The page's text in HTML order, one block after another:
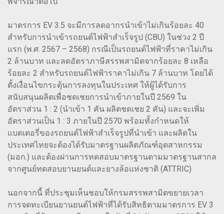
มาตรการ EV 3.5 จะมีการลดอากรนำเข้าไม่เกินร้อยละ 40
สำหรับการนำเข้ารถยนต์ไฟฟ้าสำเร็จรูป (CBU) ในช่วง 2 ปี
แรก (พ.ศ. 2567 – 2568) กรณีเป็นรถยนต์ไฟฟ้าที่ราคาไม่เกิน
2 ล้านบาท และลดอัตราภาษีสรรพสามิตจากร้อยละ 8 เหลือ
ร้อยละ 2 สำหรับรถยนต์ไฟฟ้าราคาไม่เกิน 7 ล้านบาท โดยได้
ตั้งเงื่อนไขกระตุ้นการลงทุนในประเทศ ให้ผู้ได้รับการ
สนับสนุนผลิตเพื่อชดเชยการนำเข้าภายในปี 2569 ใน
อัตราส่วน 1 : 2 (นำเข้า 1 คัน ผลิตชดเชย 2 คัน) และจะเพิ่ม
อัตราส่วนเป็น 1 : 3 ภายในปี 2570 พร้อมทั้งกำหนดให้
แบตเตอรี่ของรถยนต์ไฟฟ้าสำเร็จรูปที่นำเข้า และผลิตใน
ประเทศไทยจะต้องได้รับมาตรฐานผลิตภัณฑ์อุตสาหกรรม
(มอก.) และต้องผ่านการทดสอบมาตรฐานตามมาตรฐานสากล
จากศูนย์ทดสอบยานยนต์และยางล้อแห่งชาติ (ATTRIC)
นอกจากนี้ ที่ประชุมเห็นชอบให้กรมสรรพสามิตขยายเวลา
การจดทะเบียนยานยนต์ไฟฟ้าที่ได้รับสิทธิตามมาตรการ EV 3